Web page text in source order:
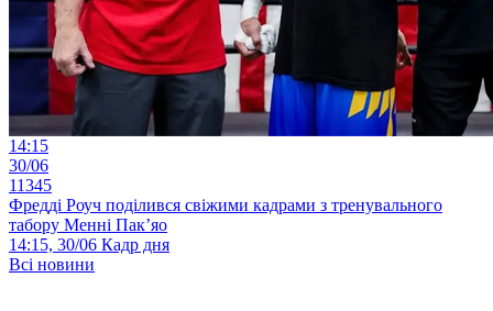
14:15
30/06
11345
Фредді Роуч поділився свіжими кадрами з тренувального
табору Менні Пак’яо
14:15, 30/06 Кадр дня
Всі новини